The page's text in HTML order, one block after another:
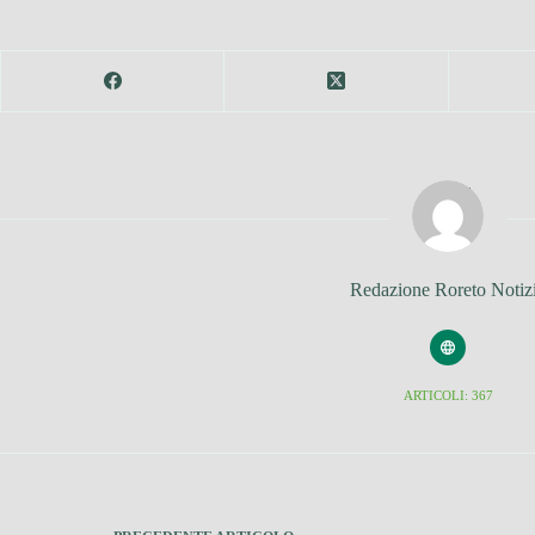
Redazione Roreto
ARTICOLI: 367